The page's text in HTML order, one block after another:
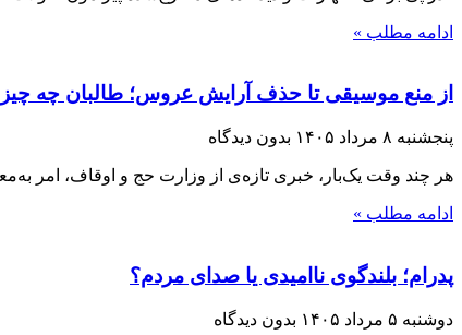
ادامه مطلب »
از منع موسیقی تا حذف آرایش عروس؛ طالبان چه
پنجشنبه ۸ مرداد ۱۴۰۵ بدون دیدگاه
هر چند وقت یک‌بار، خبری تازه‌ی از وزارت حج و اوقاف، امر
ادامه مطلب »
پدرام؛ بلندگوی ناامیدی یا صدای مردم؟
دوشنبه ۵ مرداد ۱۴۰۵ بدون دیدگاه